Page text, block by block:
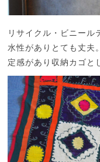
リサイクル・ビニー
水性がありとても丈夫
定感があり収納カゴと